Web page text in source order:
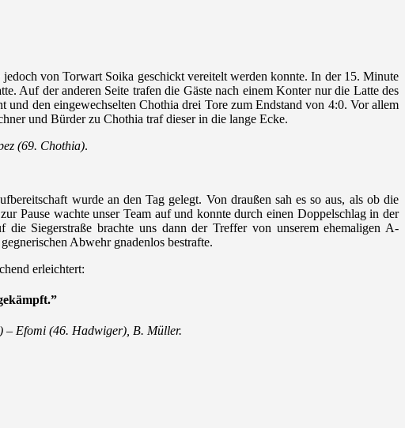
von Torwart Soika geschickt vereitelt werden konnte. In der 15. Minute
Auf der anderen Seite trafen die Gäste nach einem Konter nur die Latte des
den eingewechselten Chothia drei Tore zum Endstand von 4:0. Vor allem
und Bürder zu Chothia traf dieser in die lange Ecke.
(69. Chothia).
wurde an den Tag gelegt. Von draußen sah es so aus, als ob die
Pause wachte unser Team auf und konnte durch einen Doppelschlag in der
Siegerstraße brachte uns dann der Treffer von unserem ehemaligen A-
Abwehr gnadenlos bestrafte.
erleichtert:
– Efomi (46. Hadwiger), B. Müller.